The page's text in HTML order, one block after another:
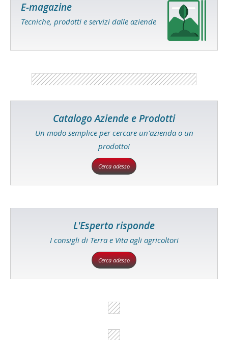
E-magazine
Tecniche, prodotti e servizi dalle aziende
Catalogo Aziende e Prodotti
Un modo semplice per cercare un'azienda o un
prodotto!
Cerca adesso
L'Esperto risponde
I consigli di Terra e Vita agli agricoltori
Cerca adesso